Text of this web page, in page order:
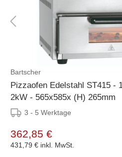
Bartscher
Pizzaofen Edelstahl ST415 -
2kW - 565x585x (H) 265mm
3 - 5 Werktage
362,85 €
431,79 € inkl. MwSt.